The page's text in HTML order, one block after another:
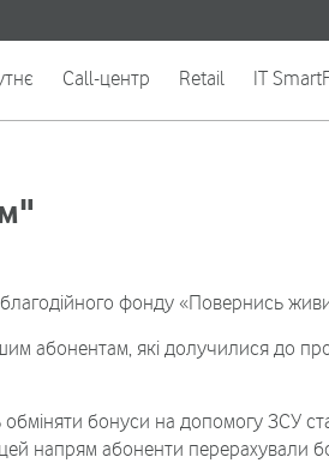
Call-центр Retail IT
фонду «Повернись
абонентам, які долучилися до
бонуси на допомогу ЗСУ
напрям абоненти перерахували